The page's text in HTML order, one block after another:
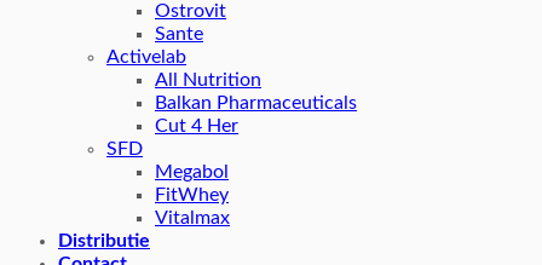
Ostrovit
Sante
Activelab
All Nutrition
Balkan Pharmaceuticals
Cut 4 Her
SFD
Megabol
FitWhey
Vitalmax
Distributie